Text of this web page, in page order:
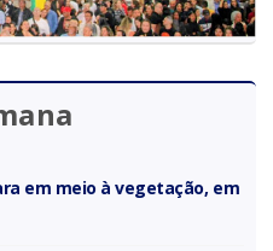
em meio à vegetação, em